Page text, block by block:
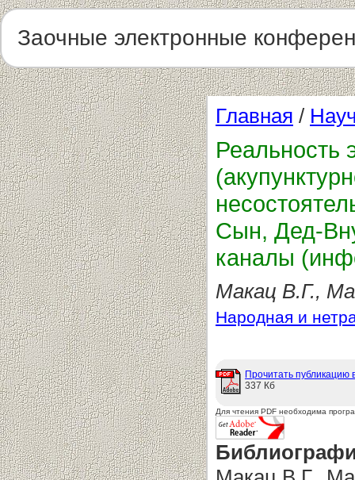
Заочные электронные
Главная /
Реальность
Сын, Дед-
каналы
Макац В.Г.,
Народная и
Прочитать публикацию
337 Кб
Для чтения PDF необходима